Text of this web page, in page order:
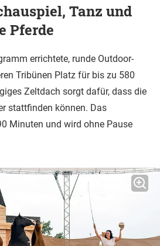
Tanz und
Pferde
errichtete, runde Outdoor-
Tribünen Platz für bis zu 580
Zeltdach sorgt dafür, dass die
stattfinden können. Das
Minuten und wird ohne Pause